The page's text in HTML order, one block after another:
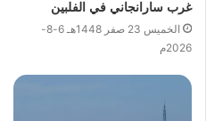
غرب سارانجاني في الفلبين
الخميس 23 صفر 1448هـ 6-8-
2026م